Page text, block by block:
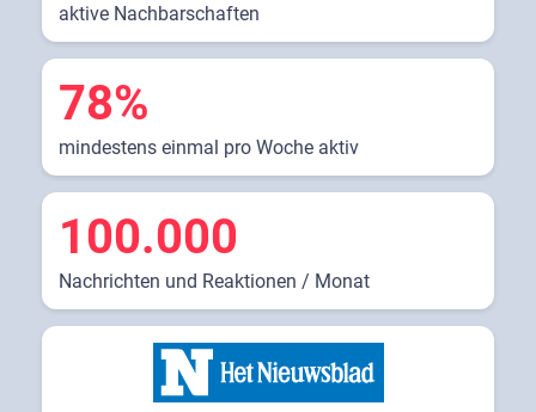
aktive Nachbarschaften
78%
mindestens einmal pro Woche aktiv
100.000
Nachrichten und Reaktionen / Monat